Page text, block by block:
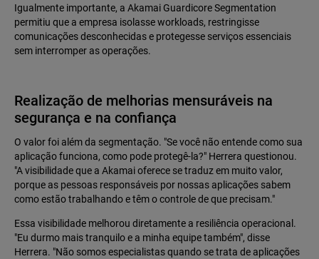
Igualmente importante, a Akamai Guardicore Segmentation
permitiu que a empresa isolasse workloads, restringisse
comunicações desconhecidas e protegesse serviços essenciais
sem interromper as operações.
Realização de melhorias mensuráveis na
segurança e na confiança
O valor foi além da segmentação. "Se você não entende como sua
aplicação funciona, como pode protegê-la?" Herrera questionou.
"A visibilidade que a Akamai oferece se traduz em muito valor,
porque as pessoas responsáveis por nossas aplicações sabem
como estão trabalhando e têm o controle de que precisam."
Essa visibilidade melhorou diretamente a resiliência operacional.
"Eu durmo mais tranquilo e a minha equipe também", disse
Herrera. "Não somos especialistas quando se trata de aplicações